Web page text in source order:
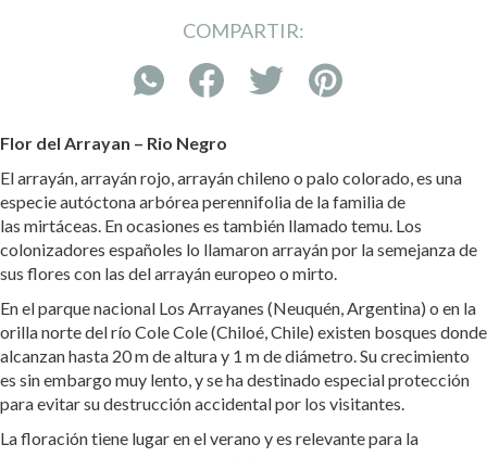
COMPARTIR:
Flor del Arrayan – Rio Negro
El arrayán, arrayán rojo, arrayán chileno o palo colorado, es una
especie autóctona arbórea perennifolia de la familia de
las mirtáceas. En ocasiones es también llamado temu. Los
colonizadores españoles lo llamaron arrayán por la semejanza de
sus flores con las del arrayán europeo o mirto.
En el parque nacional Los Arrayanes (Neuquén, Argentina) o en la
orilla norte del río Cole Cole (Chiloé, Chile) existen bosques donde
alcanzan hasta 20 m de altura y 1 m de diámetro. Su crecimiento
es sin embargo muy lento, y se ha destinado especial protección
para evitar su destrucción accidental por los visitantes.
La floración tiene lugar en el verano y es relevante para la